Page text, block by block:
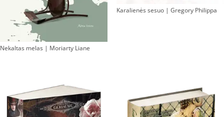
Nekaltas melas | Moriarty Liane
Karalienės sesuo | Gregory Philippa